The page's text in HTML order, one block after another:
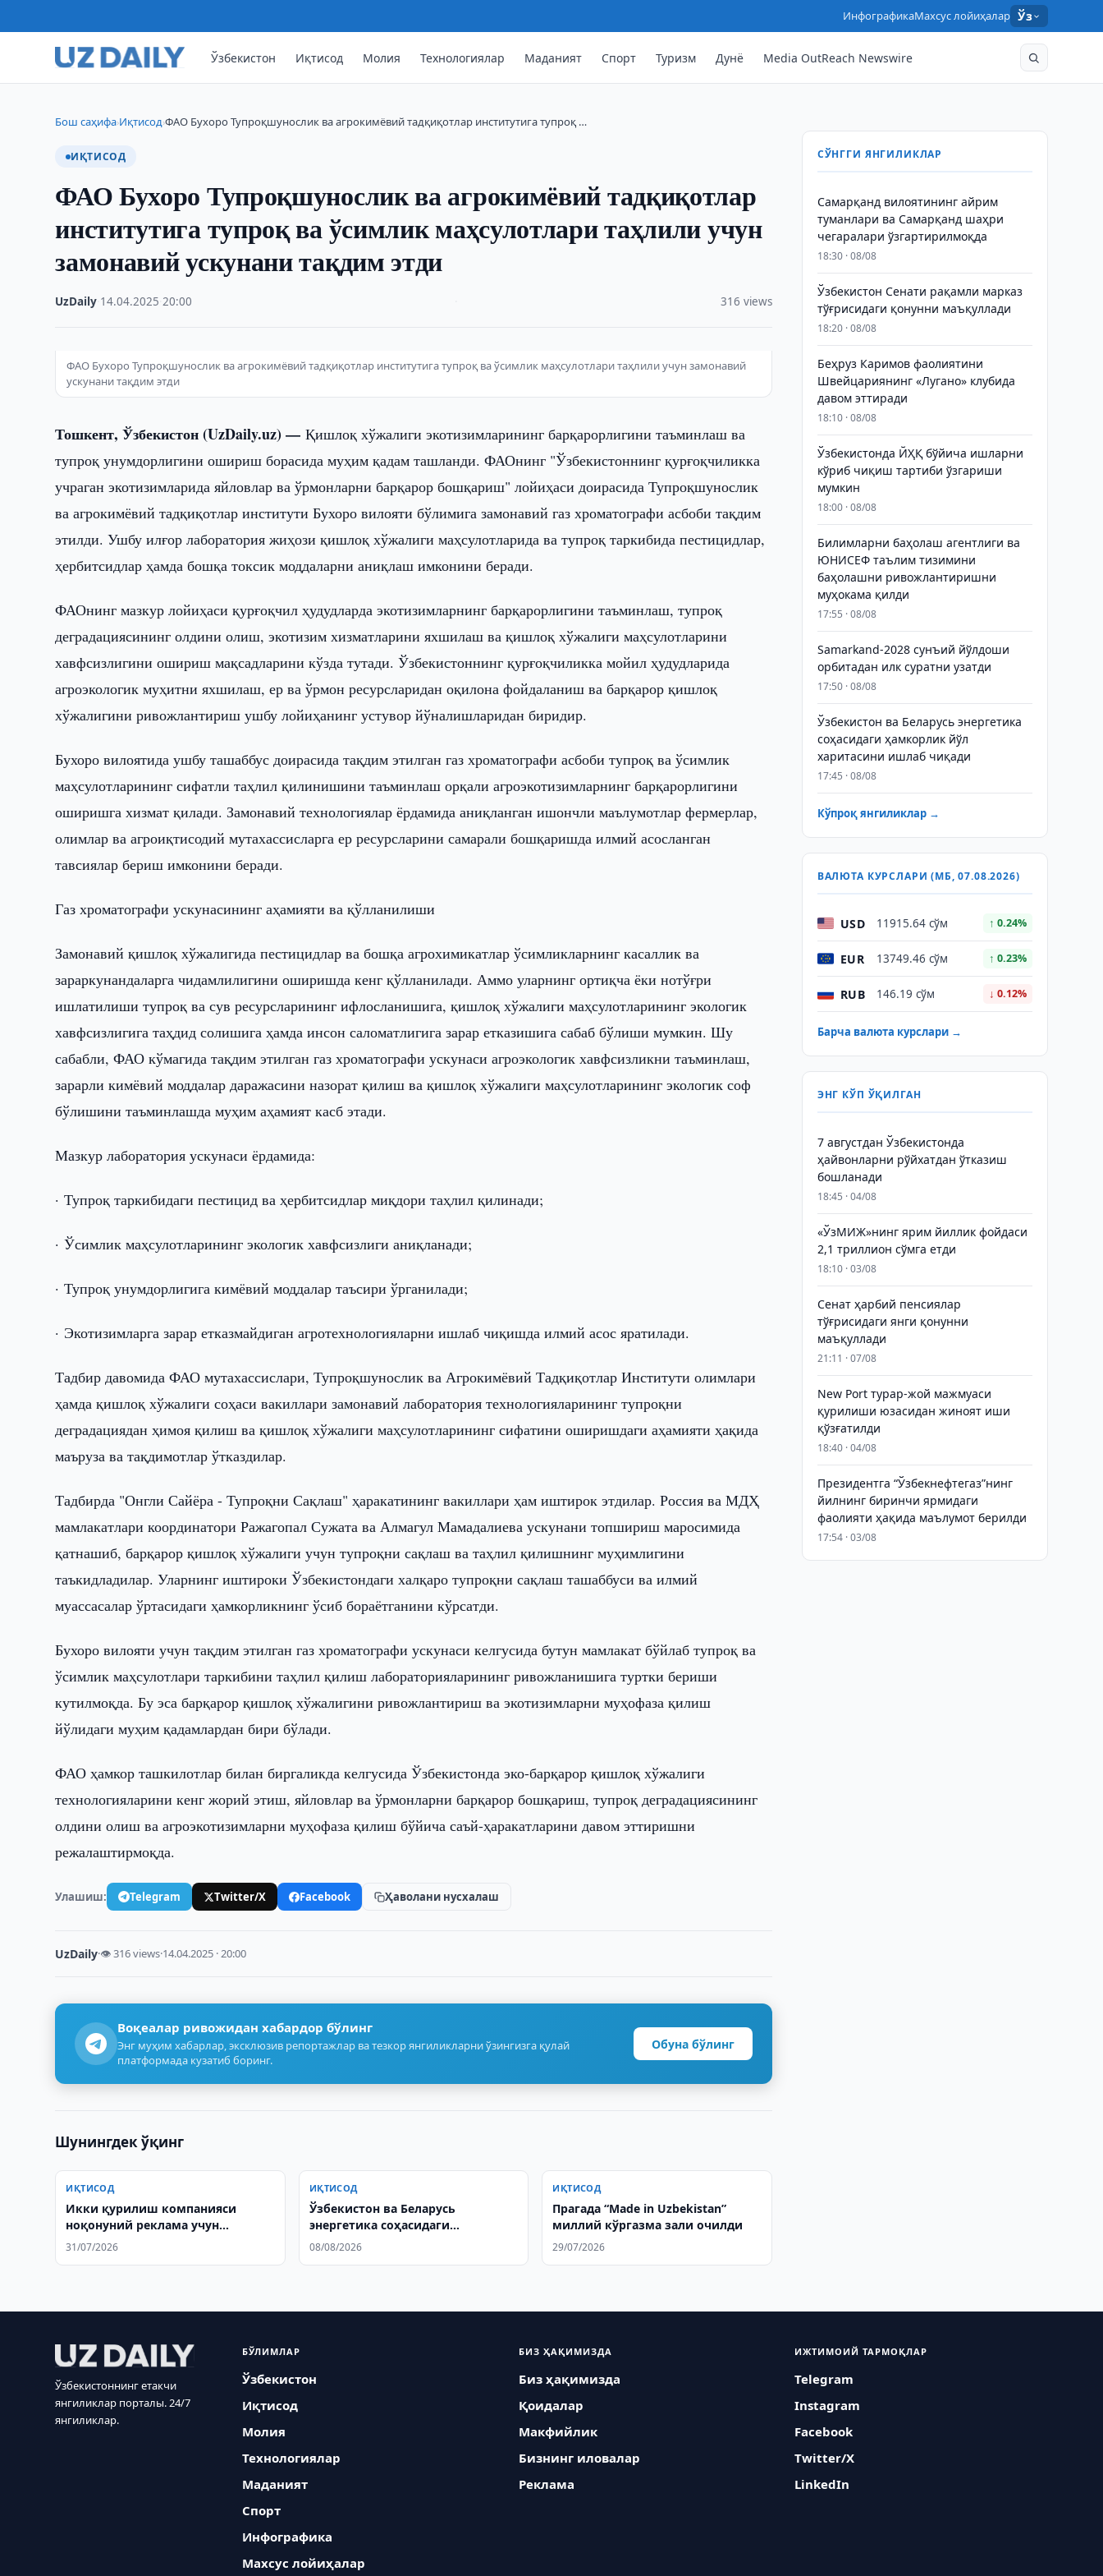
ИнфографикаМахсус лойиҳалар Ўз
Ўзбекистон Иқтисод Молия Технологиялар Маданият Спорт Туризм Дунё Media OutReach Newswire
Бош саҳифа›Иқтисод›ФАО Бухоро Тупроқшунослик ва агрокимёвий тадқиқотлар институтига тупроқ …
ИҚТИСОД
ФАО Бухоро Тупроқшунослик ва агрокимёвий тадқиқотлар
институтига тупроқ ва ўсимлик маҳсулотлари таҳлили учун
замонавий ускунани тақдим этди
UzDaily 14.04.2025 ·20:00 316 views
ФАО Бухоро Тупроқшунослик ва агрокимёвий тадқиқотлар институтига тупроқ ва ўсимлик маҳсулотлари таҳлили учун замонавий
ускунани тақдим этди
Тошкент, Ўзбекистон (UzDaily.uz) —Қишлоқ хўжалиги экотизимларининг барқарорлигини таъминлаш ва
тупроқ унумдорлигини ошириш борасида муҳим қадам ташланди. ФАОнинг "Ўзбекистоннинг қурғоқчиликка
учраган экотизимларида яйловлар ва ўрмонларни барқарор бошқариш" лойиҳаси доирасида Тупроқшунослик
ва агрокимёвий тадқиқотлар институти Бухоро вилояти бўлимига замонавий газ хроматографи асбоби тақдим
этилди. Ушбу илғор лаборатория жиҳози қишлоқ хўжалиги маҳсулотларида ва тупроқ таркибида пестицидлар,
ҳербитсидлар ҳамда бошқа токсик моддаларни аниқлаш имконини беради.
ФАОнинг мазкур лойиҳаси қурғоқчил ҳудудларда экотизимларнинг барқарорлигини таъминлаш, тупроқ
деградациясининг олдини олиш, экотизим хизматларини яхшилаш ва қишлоқ хўжалиги маҳсулотларини
хавфсизлигини ошириш мақсадларини кўзда тутади. Ўзбекистоннинг қурғоқчиликка мойил ҳудудларида
агроэкологик муҳитни яхшилаш, ер ва ўрмон ресурсларидан оқилона фойдаланиш ва барқарор қишлоқ
хўжалигини ривожлантириш ушбу лойиҳанинг устувор йўналишларидан биридир.
Бухоро вилоятида ушбу ташаббус доирасида тақдим этилган газ хроматографи асбоби тупроқ ва ўсимлик
маҳсулотларининг сифатли таҳлил қилинишини таъминлаш орқали агроэкотизимларнинг барқарорлигини
оширишга хизмат қилади. Замонавий технологиялар ёрдамида аниқланган ишончли маълумотлар фермерлар,
олимлар ва агроиқтисодий мутахассисларга ер ресурсларини самарали бошқаришда илмий асосланган
тавсиялар бериш имконини беради.
Газ хроматографи ускунасининг аҳамияти ва қўлланилиши
Замонавий қишлоқ хўжалигида пестицидлар ва бошқа агрохимикатлар ўсимликларнинг касаллик ва
зараркунандаларга чидамлилигини оширишда кенг қўлланилади. Аммо уларнинг ортиқча ёки нотўғри
ишлатилиши тупроқ ва сув ресурсларининг ифлосланишига, қишлоқ хўжалиги маҳсулотларининг экологик
хавфсизлигига таҳдид солишига ҳамда инсон саломатлигига зарар етказишига сабаб бўлиши мумкин. Шу
сабабли, ФАО кўмагида тақдим этилган газ хроматографи ускунаси агроэкологик хавфсизликни таъминлаш,
зарарли кимёвий моддалар даражасини назорат қилиш ва қишлоқ хўжалиги маҳсулотларининг экологик соф
бўлишини таъминлашда муҳим аҳамият касб этади.
Мазкур лаборатория ускунаси ёрдамида:
· Тупроқ таркибидаги пестицид ва ҳербитсидлар миқдори таҳлил қилинади;
· Ўсимлик маҳсулотларининг экологик хавфсизлиги аниқланади;
· Тупроқ унумдорлигига кимёвий моддалар таъсири ўрганилади;
· Экотизимларга зарар етказмайдиган агротехнологияларни ишлаб чиқишда илмий асос яратилади.
Тадбир давомида ФАО мутахассислари, Тупроқшунослик ва Агрокимёвий Тадқиқотлар Институти олимлари
ҳамда қишлоқ хўжалиги соҳаси вакиллари замонавий лаборатория технологияларининг тупроқни
деградациядан ҳимоя қилиш ва қишлоқ хўжалиги маҳсулотларининг сифатини оширишдаги аҳамияти ҳақида
маъруза ва тақдимотлар ўтказдилар.
Тадбирда "Онгли Сайёра - Тупроқни Сақлаш" ҳаракатининг вакиллари ҳам иштирок этдилар. Россия ва МДҲ
мамлакатлари координатори Ражагопал Сужата ва Алмагул Мамадалиева ускунани топшириш маросимида
қатнашиб, барқарор қишлоқ хўжалиги учун тупроқни сақлаш ва таҳлил қилишнинг муҳимлигини
таъкидладилар. Уларнинг иштироки Ўзбекистондаги халқаро тупроқни сақлаш ташаббуси ва илмий
муассасалар ўртасидаги ҳамкорликнинг ўсиб бораётганини кўрсатди.
Бухоро вилояти учун тақдим этилган газ хроматографи ускунаси келгусида бутун мамлакат бўйлаб тупроқ ва
ўсимлик маҳсулотлари таркибини таҳлил қилиш лабораторияларининг ривожланишига туртки бериши
кутилмоқда. Бу эса барқарор қишлоқ хўжалигини ривожлантириш ва экотизимларни муҳофаза қилиш
йўлидаги муҳим қадамлардан бири бўлади.
ФАО ҳамкор ташкилотлар билан биргаликда келгусида Ўзбекистонда эко-барқарор қишлоқ хўжалиги
технологияларини кенг жорий этиш, яйловлар ва ўрмонларни барқарор бошқариш, тупроқ деградациясининг
олдини олиш ва агроэкотизимларни муҳофаза қилиш бўйича саъй-ҳаракатларини давом эттиришни
режалаштирмоқда.
Улашиш: Telegram Twitter/X Facebook Ҳаволани нусхалаш
UzDaily·👁 316 views·14.04.2025 · 20:00
Воқеалар ривожидан хабардор бўлинг
Энг муҳим хабарлар, эксклюзив репортажлар ва тезкор янгиликларни ўзингизга қулай
платформада кузатиб боринг.
Обуна бўлинг
Шунингдек ўқинг
ИҚТИСОД
Икки қурилиш компанияси
ноқонуний реклама учун
жаримага тортилди
31/07/2026
ИҚТИСОД
Ўзбекистон ва Беларусь
энергетика соҳасидаги
ҳамкорлик йўл харитасини
08/08/2026
ИҚТИСОД
Прагада “Made in Uzbekistan”
миллий кўргазма зали очилди
29/07/2026
СЎНГГИ ЯНГИЛИКЛАР
Самарқанд вилоятининг айрим
туманлари ва Самарқанд шаҳри
чегаралари ўзгартирилмоқда
18:30 · 08/08
Ўзбекистон Сенати рақамли марказ
тўғрисидаги қонунни маъқуллади
18:20 · 08/08
Беҳруз Каримов фаолиятини
Швейцариянинг «Лугано» клубида
давом эттиради
18:10 · 08/08
Ўзбекистонда ЙҲҚ бўйича ишларни
кўриб чиқиш тартиби ўзгариши
мумкин
18:00 · 08/08
Билимларни баҳолаш агентлиги ва
ЮНИСЕФ таълим тизимини
баҳолашни ривожлантиришни
муҳокама қилди
17:55 · 08/08
Samarkand-2028 сунъий йўлдоши
орбитадан илк суратни узатди
17:50 · 08/08
Ўзбекистон ва Беларусь энергетика
соҳасидаги ҳамкорлик йўл
харитасини ишлаб чиқади
17:45 · 08/08
Кўпроқ янгиликлар →
ВАЛЮТА КУРСЛАРИ (МБ, 07.08.2026)
USD 11915.64 сўм ↑ 0.24%
EUR 13749.46 сўм ↑ 0.23%
RUB 146.19 сўм ↓ 0.12%
Барча валюта курслари →
ЭНГ КЎП ЎҚИЛГАН
7 августдан Ўзбекистонда
ҳайвонларни рўйхатдан ўтказиш
бошланади
18:45 · 04/08
«ЎзМИЖ»нинг ярим йиллик фойдаси
2,1 триллион сўмга етди
18:10 · 03/08
Сенат ҳарбий пенсиялар
тўғрисидаги янги қонунни
маъқуллади
21:11 · 07/08
New Port турар-жой мажмуаси
қурилиши юзасидан жиноят иши
қўзғатилди
18:40 · 04/08
Президентга “Ўзбекнефтегаз”нинг
йилнинг биринчи ярмидаги
фаолияти ҳақида маълумот берилди
17:54 · 03/08
Ўзбекистоннинг етакчи
янгиликлар порталы. 24/7
янгиликлар.
БЎЛИМЛАР
Ўзбекистон
Иқтисод
Молия
Технологиялар
Маданият
Спорт
Инфографика
Махсус лойиҳалар
БИЗ ҲАҚИМИЗДА
Биз ҳақимизда
Қоидалар
Макфийлик
Бизнинг иловалар
Реклама
ИЖТИМОИЙ ТАРМОҚЛАР
Telegram
Instagram
Facebook
Twitter/X
LinkedIn